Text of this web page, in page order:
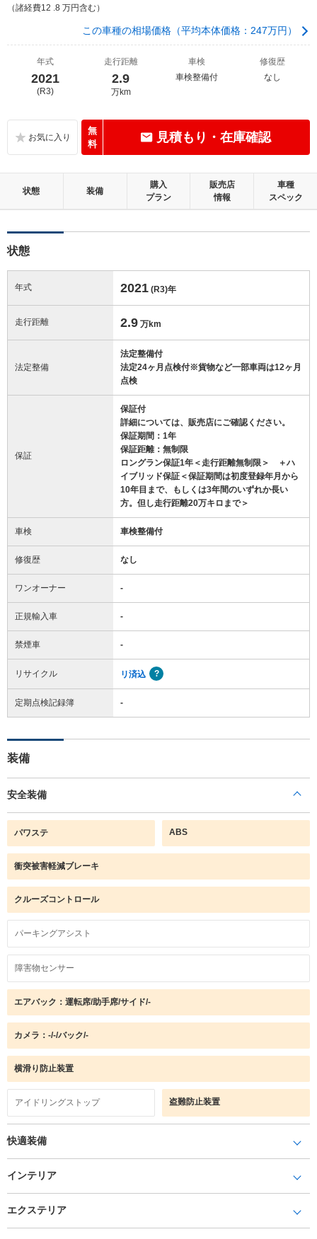
（諸経費12 .8 万円含む）
この車種の相場価格（平均本体価格：247万円）
年式
2021
(R3)
走行距離
2.9
万km
車検
車検整備付
修復歴
なし
無
料
見積もり・在庫確認
状態 装備
購入
プラン
販売店
情報
車種
スペック
状態
年式 2021 (R3)年
走行距離 2.9 万km
法定整備
法定整備付
法定24ヶ月点検付※貨物など一部車両は12ヶ月
点検
保証
保証付
詳細については、販売店にご確認ください。
保証期間：1年
保証距離：無制限
ロングラン保証1年＜走行距離無制限＞ ＋ハ
イブリッド保証＜保証期間は初度登録年月から
10年目まで、もしくは3年間のいずれか長い
方。但し走行距離20万キロまで＞
車検 車検整備付
修復歴 なし
ワンオーナー -
正規輸入車 -
禁煙車 -
リサイクル リ済込
定期点検記録簿 -
装備
安全装備
パワステ ABS
衝突被害軽減ブレーキ
クルーズコントロール
パーキングアシスト
障害物センサー
エアバック：運転席/助手席/サイド/-
カメラ：-/-/バック/-
横滑り防止装置
アイドリングストップ 盗難防止装置
快適装備
インテリア
エクステリア